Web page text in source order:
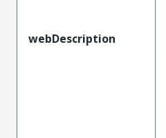
webDescription